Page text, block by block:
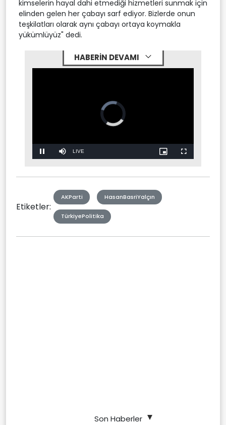
kimselerin hayal dahi etmediği hizmetleri sunmak için
elinden gelen her çabayı sarf ediyor. Bizlerde onun
teşkilatları olarak aynı çabayı ortaya koymakla
yükümlüyüz" dedi.
HABERİN DEVAMI
Video
Player
is
loading.
Pause Mute Stream
LIVE
Picture-
in-
Fullscreen
Etiketler:
AKParti HasanBasriYalçın
TürkiyePolitika
Son Haberler